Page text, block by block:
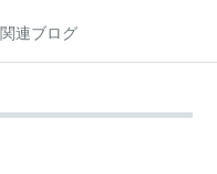
関連ブログ